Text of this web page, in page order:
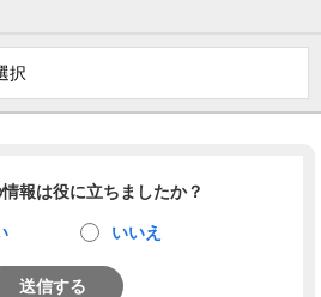
択
報は役に立ちましたか？
いいえ
送信する